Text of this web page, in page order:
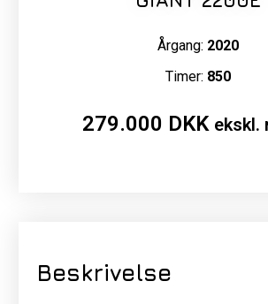
Årgang: 2020
Timer: 850
279.000 DKK ekskl.
Beskrivelse